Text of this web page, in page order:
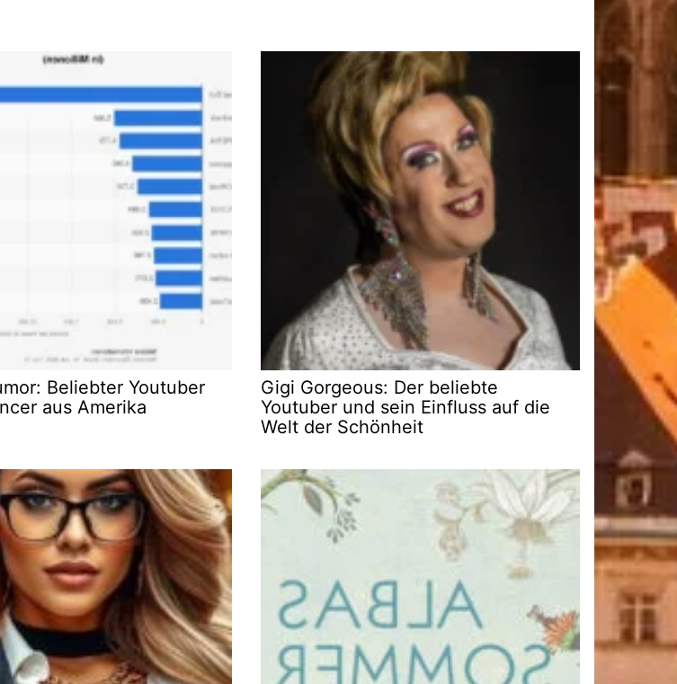
Beliebter Youtuber
aus Amerika
Gigi Gorgeous: Der beliebte
Youtuber und sein Einfluss auf die
Welt der Schönheit